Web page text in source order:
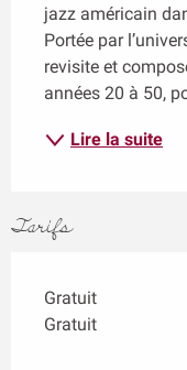
jazz américain
Portée par
revisite et
années 20 à 50,
Lire la suite
Tarifs
Gratuit
Gratuit